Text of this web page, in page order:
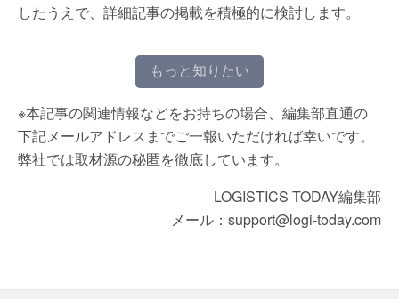
したうえで、詳細記事の掲載を積極的に検討します。
もっと知りたい
※本記事の関連情報などをお持ちの場合、編集部直通の
下記メールアドレスまでご一報いただければ幸いです。
弊社では取材源の秘匿を徹底しています。
LOGISTICS TODAY編集部
メール：support@logi-today.com